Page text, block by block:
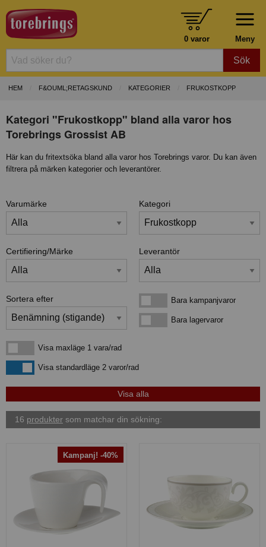
Meny
0 varor
Sök
HEM F&OUML;RETAGSKUND KATEGORIER FRUKOSTKOPP
Kategori "Frukostkopp" bland alla varor hos
Torebrings Grossist AB
Här kan du fritextsöka bland alla varor hos Torebrings varor. Du kan även
filtrera på märken kategorier och leverantörer.
Varumärke Kategori
Certifiering/Märke Leverantör
Sortera efter Bara kampanjvarorBara kampanjvaror
Bara lagervarorBara lagervaror
Visa maxläge 1 vara/rad
Visa maxläge 1 vara/rad
Visa standardlägeVisa standardläge 2 varor/rad
16 produkter som matchar din sökning:
Kampanj! -40%